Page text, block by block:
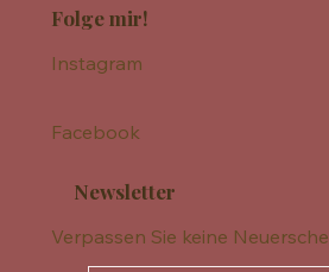
Folge mir!
Instagram
Facebook
Newsletter
Verpassen Sie keine